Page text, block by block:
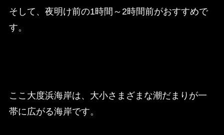
そして、夜明け前の1時間～2時間前がおすすめで
す。
ここ大度浜海岸は、大小さまざまな潮だまりが一
帯に広がる海岸です。